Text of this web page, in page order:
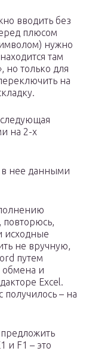
вводить без
плюсом
нужно
там
но только для
на
следующая
на 2-х
в нее данными
исходные
не вручную,
путем
и
Excel.
получилось – на
и F1 – это